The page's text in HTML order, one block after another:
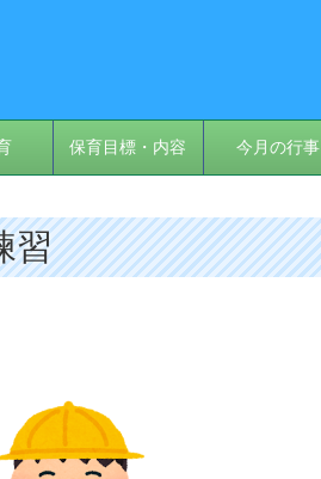
保育目標・内容 今月の行事
習